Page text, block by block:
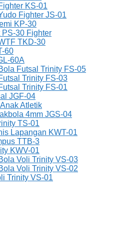
KS-01
Fighter JS-01
KP-30
PS-30 Fighter
TKD-30
60
60A
Futsal Trinity FS-05
Trinity FS-03
Trinity FS-01
JGF-04
Atletik
4mm JGS-04
TS-01
Lapangan KWT-01
TTB-3
KWV-01
Voli Trinity VS-03
Voli Trinity VS-02
Trinity VS-01